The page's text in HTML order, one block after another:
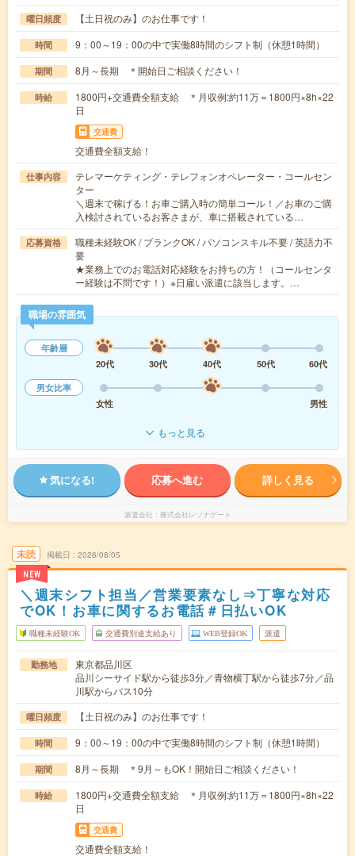
曜日頻度 【土日祝のみ】のお仕事です！
時間 9：00～19：00の中で実働8時間のシフト制（休憩1時間）
期間 8月～長期 ＊開始日ご相談ください！
時給
1800円+交通費全額支給 ＊月収例:約11万＝1800円×8h×22
日
交通費
交通費全額支給！
仕事内容
テレマーケティング・テレフォンオペレーター・コールセン
ター
＼週末で稼げる！お車ご購入時の簡単コール！／お車のご購
入検討されているお客さまが、車に搭載されている…
応募資格
職種未経験OK / ブランクOK / パソコンスキル不要 / 英語力不
要
★業務上でのお電話対応経験をお持ちの方！（コールセンタ
ー経験は不問です！）※日雇い派遣に該当します。…
職場の雰囲気
年齢層
20代
30代 40代 50代
60代
男女比率
女性
男性
もっと見る
気になる! 応募へ進む 詳しく見る
派遣会社 株式会社レゾナゲート
未読
NEW
掲載日 2026/08/05
＼週末シフト担当／営業要素なし⇒丁寧な対応
でOK！お車に関するお電話＃日払いOK
職種未経験OK 交通費別途支給あり WEB登録OK 派遣
勤務地
東京都品川区
品川シーサイド駅から徒歩3分／青物横丁駅から徒歩7分／品
川駅からバス10分
曜日頻度 【土日祝のみ】のお仕事です！
時間 9：00～19：00の中で実働8時間のシフト制（休憩1時間）
期間 8月～長期 ＊9月～もOK！開始日ご相談ください！
時給
1800円+交通費全額支給 ＊月収例:約11万＝1800円×8h×22
日
交通費
交通費全額支給！